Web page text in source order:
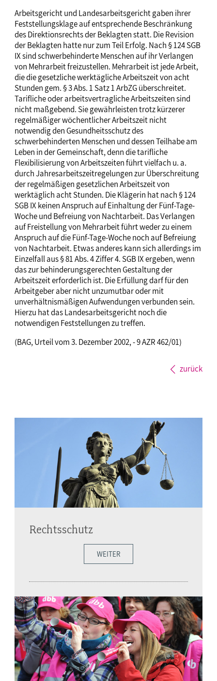
Arbeitsgericht und Landesarbeitsgericht gaben ihrer
Feststellungsklage auf entsprechende Beschränkung
des Direktionsrechts der Beklagten statt. Die Revision
der Beklagten hatte nur zum Teil Erfolg. Nach § 124 SGB
IX sind schwerbehinderte Menschen auf ihr Verlangen
von Mehrarbeit freizustellen. Mehrarbeit ist jede Arbeit,
die die gesetzliche werktägliche Arbeitszeit von acht
Stunden gem. § 3 Abs. 1 Satz 1 ArbZG überschreitet.
Tarifliche oder arbeitsvertragliche Arbeitszeiten sind
nicht maßgebend. Sie gewährleisten trotz kürzerer
regelmäßiger wöchentlicher Arbeitszeit nicht
notwendig den Gesundheitsschutz des
schwerbehinderten Menschen und dessen Teilhabe am
Leben in der Gemeinschaft, denn die tarifliche
Flexibilisierung von Arbeitszeiten führt vielfach u. a.
durch Jahresarbeitszeitregelungen zur Überschreitung
der regelmäßigen gesetzlichen Arbeitszeit von
werktäglich acht Stunden. Die Klägerin hat nach § 124
SGB IX keinen Anspruch auf Einhaltung der Fünf-Tage-
Woche und Befreiung von Nachtarbeit. Das Verlangen
auf Freistellung von Mehrarbeit führt weder zu einem
Anspruch auf die Fünf-Tage-Woche noch auf Befreiung
von Nachtarbeit. Etwas anderes kann sich allerdings im
Einzelfall aus § 81 Abs. 4 Ziffer 4. SGB IX ergeben, wenn
das zur behinderungsgerechten Gestaltung der
Arbeitszeit erforderlich ist. Die Erfüllung darf für den
Arbeitgeber aber nicht unzumutbar oder mit
unverhältnismäßigen Aufwendungen verbunden sein.
Hierzu hat das Landesarbeitsgericht noch die
notwendigen Feststellungen zu treffen.
(BAG, Urteil vom 3. Dezember 2002, - 9 AZR 462/01)
zurück
Rechtsschutz
WEITER